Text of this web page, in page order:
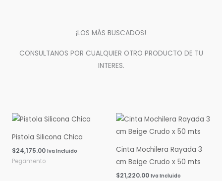
¡LOS MÁS BUSCADOS!
CONSULTANOS POR CUALQUIER OTRO PRODUCTO DE TU
INTERES.
Pistola Silicona Chica
$24,175.00 Iva Incluido
Pegamento
Cinta Mochilera Rayada 3
cm Beige Crudo x 50 mts
$21,220.00 Iva Incluido